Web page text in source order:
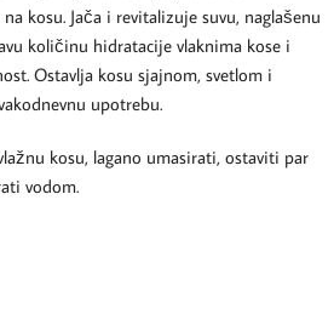
kosu. Jača i revitalizuje suvu, naglašenu
količinu hidratacije vlaknima kose i
Ostavlja kosu sjajnom, svetlom i
upotrebu.
kosu, lagano umasirati, ostaviti par
vodom.